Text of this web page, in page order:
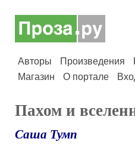
Авторы Произведения
Магазин
О портале
Пахом и
Саша Тумп